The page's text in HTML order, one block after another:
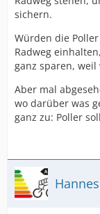
sichern.
Würden die
Radweg
ganz sparen, weil
Aber mal
wo darüber was
ganz zu: Poller
Hannes